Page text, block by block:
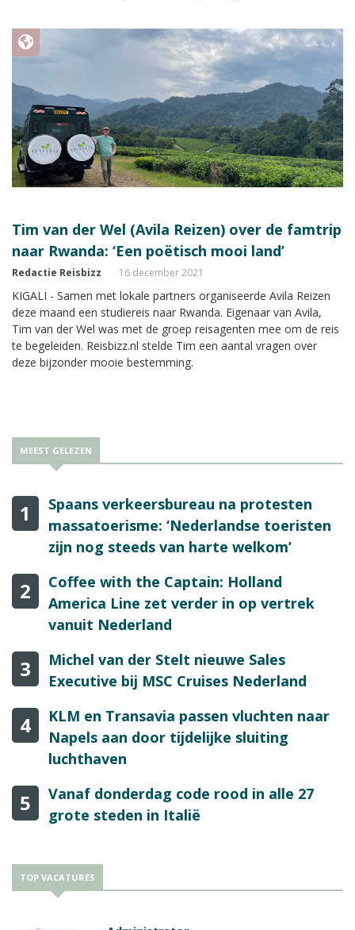
Tim van der Wel (Avila Reizen) over de famtrip
naar Rwanda: ‘Een poëtisch mooi land’
Redactie Reisbizz 16 december 2021
KIGALI - Samen met lokale partners organiseerde Avila Reizen
deze maand een studiereis naar Rwanda. Eigenaar van Avila,
Tim van der Wel was met de groep reisagenten mee om de reis
te begeleiden. Reisbizz.nl stelde Tim een aantal vragen over
deze bijzonder mooie bestemming.
MEEST GELEZEN
1
Spaans verkeersbureau na protesten
massatoerisme: ‘Nederlandse toeristen
zijn nog steeds van harte welkom’
2
Coffee with the Captain: Holland
America Line zet verder in op vertrek
vanuit Nederland
3
Michel van der Stelt nieuwe Sales
Executive bij MSC Cruises Nederland
4
KLM en Transavia passen vluchten naar
Napels aan door tijdelijke sluiting
luchthaven
5
Vanaf donderdag code rood in alle 27
grote steden in Italië
TOP VACATURES